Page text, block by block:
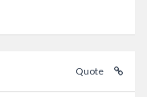
Quote